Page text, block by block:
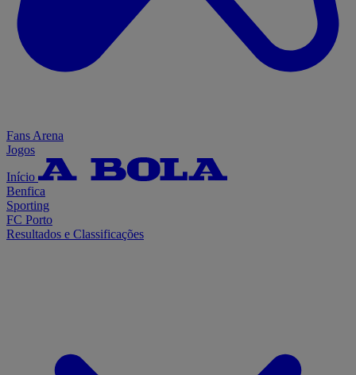
Fans Arena
Jogos
Início
Benfica
Sporting
FC Porto
Resultados e Classificações